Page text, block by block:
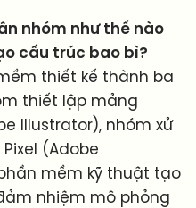
nhóm như thế nào
cấu trúc bao bì?
thiết kế thành ba
thiết lập mảng
Illustrator), nhóm xử
(Adobe
mềm kỹ thuật tạo
nhiệm mô phỏng